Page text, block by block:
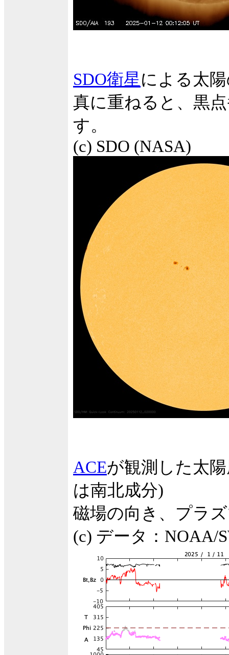
SDO衛星による太
真に重ねると、黒
す。
(c) SDO (NASA)
ACEが観測した太
は南北成分)
磁場の向き、プラ
(c) データ：NOAA/